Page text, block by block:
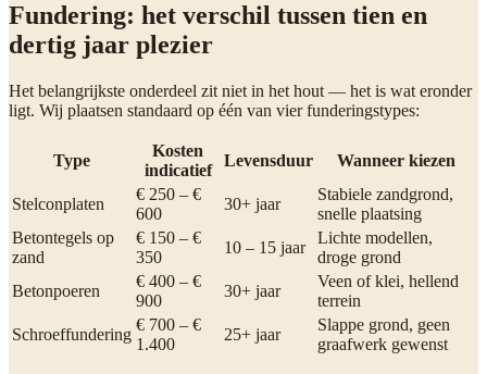
Fundering: het verschil tussen tien en
dertig jaar plezier
Het belangrijkste onderdeel zit niet in het hout — het is wat eronder
ligt. Wij plaatsen standaard op één van vier funderingstypes:
Type
Kosten
indicatief
Levensduur Wanneer kiezen
Stelconplaten
€ 250 – €
600
30+ jaar
Stabiele zandgrond,
snelle plaatsing
Betontegels op
zand
€ 150 – €
350
10 – 15 jaar
Lichte modellen,
droge grond
Betonpoeren
€ 400 – €
900
30+ jaar
Veen of klei, hellend
terrein
Schroeffundering
€ 700 – €
1.400
25+ jaar
Slappe grond, geen
graafwerk gewenst